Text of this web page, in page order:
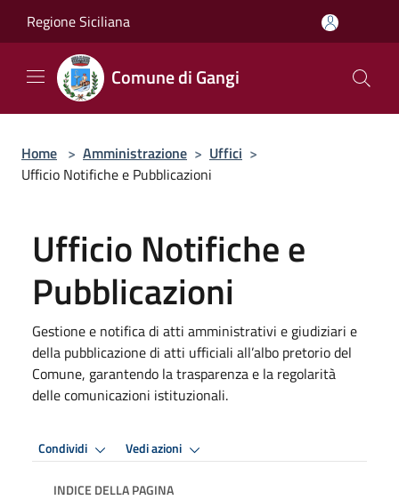
Regione Siciliana
Comune di Gangi
Home > Amministrazione > Uffici >
Ufficio Notifiche e Pubblicazioni
Ufficio Notifiche e
Pubblicazioni
Gestione e notifica di atti amministrativi e giudiziari e
della pubblicazione di atti ufficiali all’albo pretorio del
Comune, garantendo la trasparenza e la regolarità
delle comunicazioni istituzionali.
Condividi Vedi azioni
INDICE DELLA PAGINA